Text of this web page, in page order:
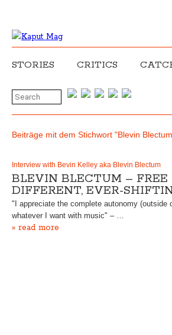
STORIES CRITICS
Beiträge mit dem Stichwort "Blevin
Interview with Bevin Kelley aka Blevin Blectum
BLEVIN BLECTUM – FREE
DIFFERENT, EVER-
"I appreciate the complete autonomy (outside
whatever I want with music" – …
» read more